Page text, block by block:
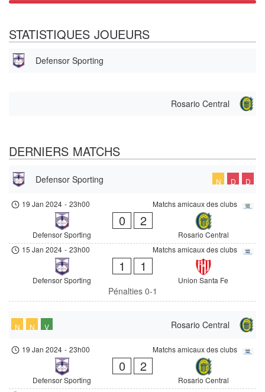
STATISTIQUES JOUEURS
Defensor Sporting
Rosario Central
DERNIERS MATCHS
Defensor Sporting N D D
Matchs amicaux des clubs
19 Jan 2024 - 23h00
Defensor Sporting
0 2
Rosario Central
Matchs amicaux des clubs
15 Jan 2024 - 23h00
Defensor Sporting
1 1
Union Santa Fe
Pénalties 0-1
Rosario Central
N N V
Matchs amicaux des clubs
19 Jan 2024 - 23h00
Defensor Sporting
0 2
Rosario Central